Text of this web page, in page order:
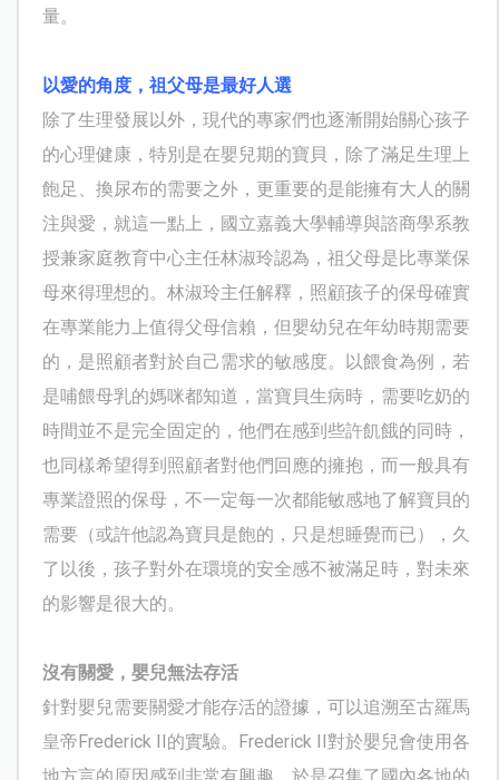
量。
以愛的角度，祖父母是最好人選
除了生理發展以外，現代的專家們也逐漸開始關心孩子
的心理健康，特別是在嬰兒期的寶貝，除了滿足生理上
飽足、換尿布的需要之外，更重要的是能擁有大人的關
注與愛，就這一點上，國立嘉義大學輔導與諮商學系教
授兼家庭教育中心主任林淑玲認為，祖父母是比專業保
母來得理想的。林淑玲主任解釋，照顧孩子的保母確實
在專業能力上值得父母信賴，但嬰幼兒在年幼時期需要
的，是照顧者對於自己需求的敏感度。以餵食為例，若
是哺餵母乳的媽咪都知道，當寶貝生病時，需要吃奶的
時間並不是完全固定的，他們在感到些許飢餓的同時，
也同樣希望得到照顧者對他們回應的擁抱，而一般具有
專業證照的保母，不一定每一次都能敏感地了解寶貝的
需要（或許他認為寶貝是飽的，只是想睡覺而已），久
了以後，孩子對外在環境的安全感不被滿足時，對未來
的影響是很大的。
沒有關愛，嬰兒無法存活
針對嬰兒需要關愛才能存活的證據，可以追溯至古羅馬
皇帝 Frederick II 的實驗。 Frederick II 對於嬰兒會使用各